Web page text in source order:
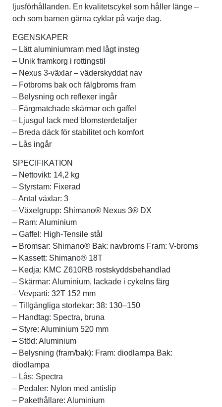
ljusförhållanden. En kvalitetscykel som håller länge –
och som barnen gärna cyklar på varje dag.
EGENSKAPER
– Lätt aluminiumram med lågt insteg
– Unik framkorg i rottingstil
– Nexus 3-växlar – väderskyddat nav
– Fotbroms bak och fälgbroms fram
– Belysning och reflexer ingår
– Färgmatchade skärmar och gaffel
– Ljusgul lack med blomsterdetaljer
– Breda däck för stabilitet och komfort
– Lås ingår
SPECIFIKATION
– Nettovikt: 14,2 kg
– Styrstam: Fixerad
– Antal växlar: 3
– Växelgrupp: Shimano® Nexus 3® DX
– Ram: Aluminium
– Gaffel: High-Tensile stål
– Bromsar: Shimano® Bak: navbroms Fram: V-broms
– Kassett: Shimano® 18T
– Kedja: KMC Z610RB rostskyddsbehandlad
– Skärmar: Aluminium, lackade i cykelns färg
– Vevparti: 32T 152 mm
– Tillgängliga storlekar: 38: 130–150
– Handtag: Spectra, bruna
– Styre: Aluminium 520 mm
– Stöd: Aluminium
– Belysning (fram/bak): Fram: diodlampa Bak:
diodlampa
– Lås: Spectra
– Pedaler: Nylon med antislip
– Pakethållare: Aluminium